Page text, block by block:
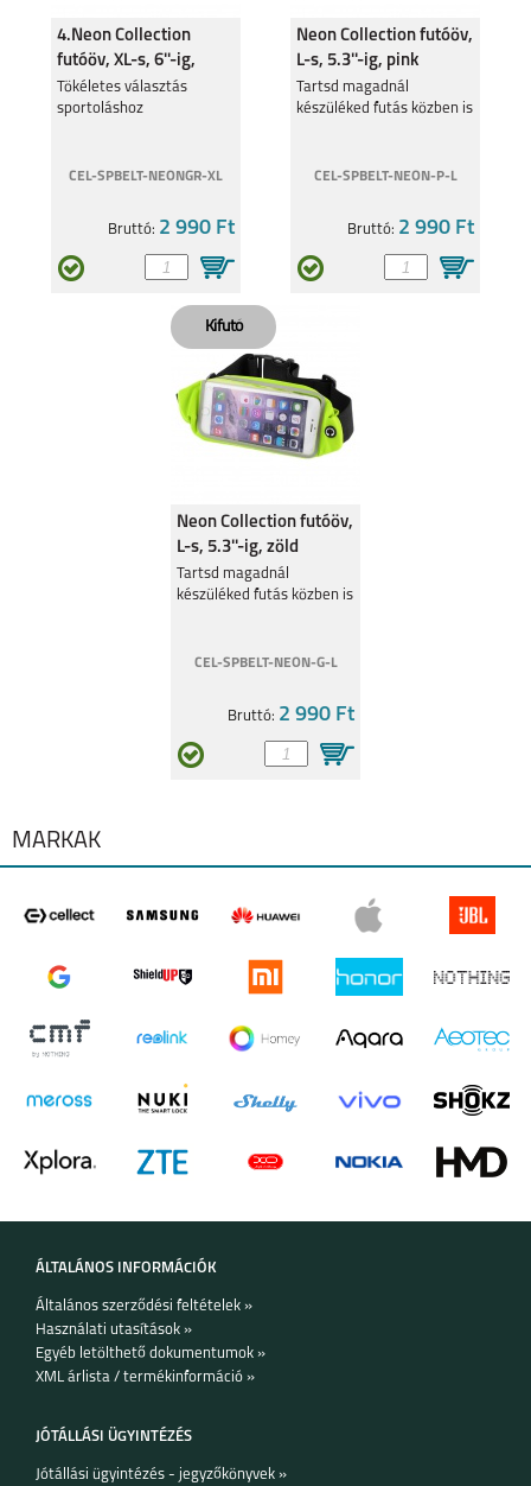
MOTO E20 MOTO G31
4.Neon Collection
futóöv, XL-s, 6''-ig,
szürke
Tökéletes választás
sportoláshoz
CEL-SPBELT-NEONGR-XL
Bruttó: 2 990 Ft
Neon Collection futóöv,
L-s, 5.3''-ig, pink
Tartsd magadnál
készüléked futás közben is
CEL-SPBELT-NEON-P-L
Bruttó: 2 990 Ft
Neon Collection futóöv,
L-s, 5.3''-ig, zöld
Tartsd magadnál
készüléked futás közben is
CEL-SPBELT-NEON-G-L
Bruttó: 2 990 Ft
MÁRKÁK
ÁLTALÁNOS INFORMÁCIÓK
Általános szerződési feltételek »
Használati utasítások »
Egyéb letölthető dokumentumok »
XML árlista / termékinformáció »
JÓTÁLLÁSI ÜGYINTÉZÉS
Jótállási ügyintézés - jegyzőkönyvek »